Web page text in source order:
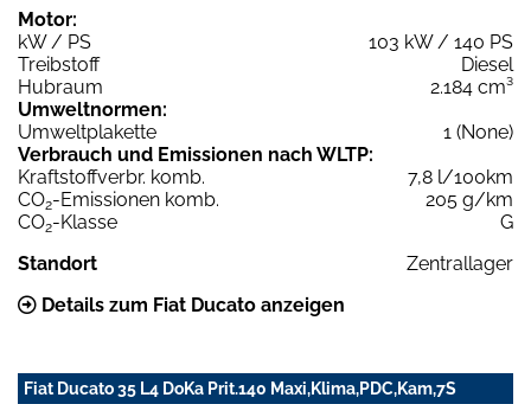
Motor:
kW / PS
103 kW / 140 PS
Treibstoff
Diesel
Hubraum
2.184 cm³
Umweltnormen:
Umweltplakette
1 (None)
Verbrauch und Emissionen nach WLTP:
Kraftstoffverbr. komb.
7,8 l/100km
CO2-Emissionen komb.
205 g/km
CO2-Klasse
G
Standort
Zentrallager
Details zum Fiat Ducato anzeigen
Fiat Ducato 35 L4 DoKa Prit.140 Maxi,Klima,PDC,Kam,7S